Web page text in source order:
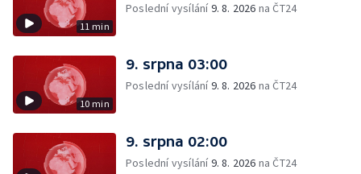
11 min
Poslední vysílání9. 8. 2026 na ČT24
10 min
9. srpna 03:00
Poslední vysílání9. 8. 2026 na ČT24
9. srpna 02:00
Poslední vysílání9. 8. 2026 na ČT24